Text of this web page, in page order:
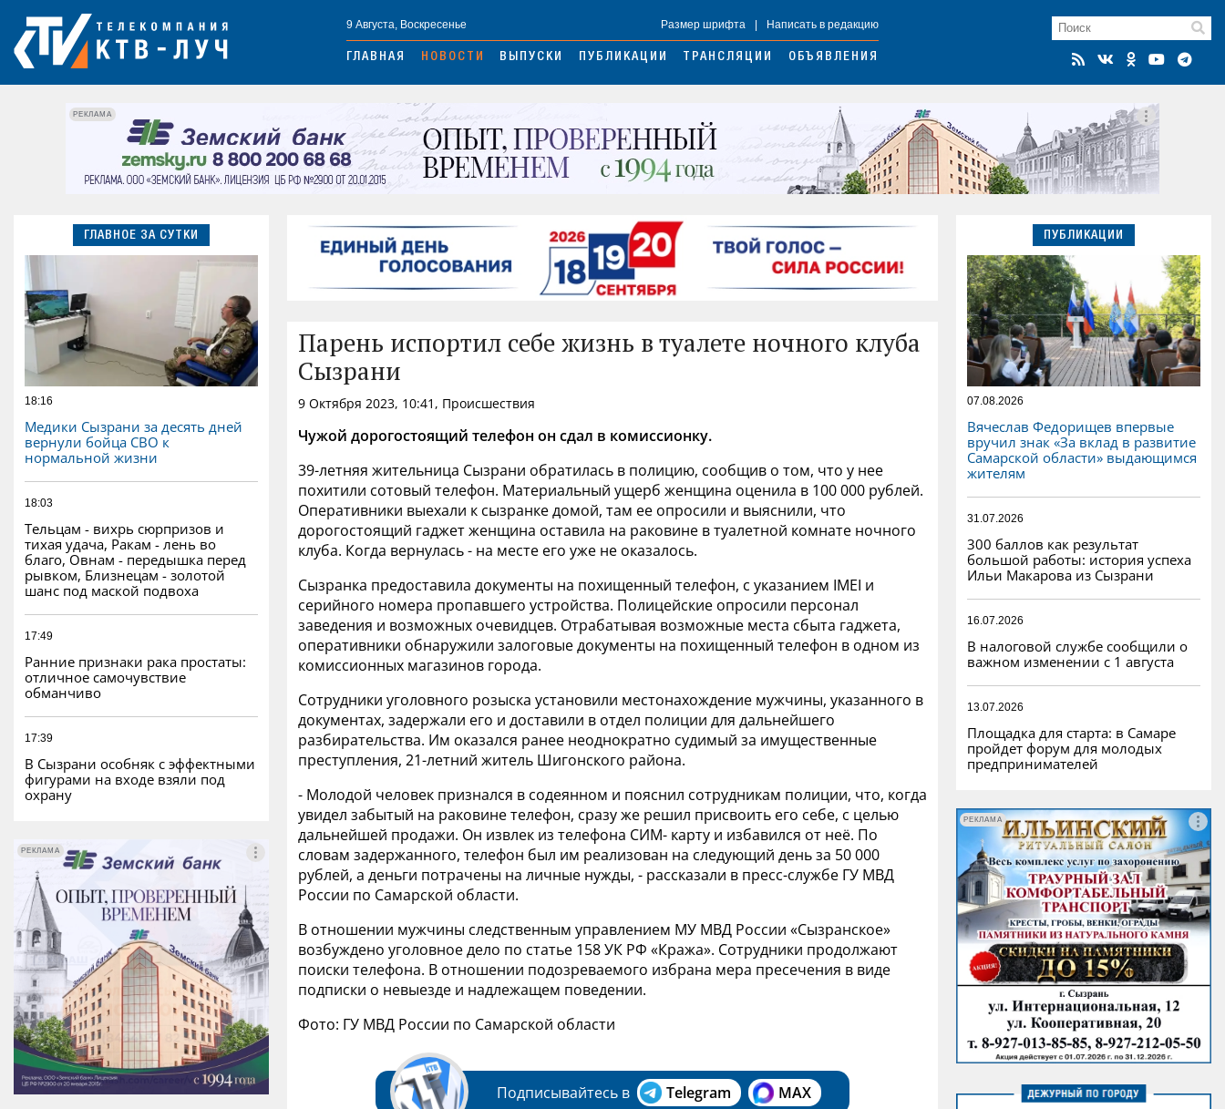
9 Августа, Воскресенье Размер шрифта Написать в редакцию
ГЛАВНАЯ НОВОСТИ ВЫПУСКИ ПУБЛИКАЦИИ ТРАНСЛЯЦИИ ОБЪЯВЛЕНИЯ
РЕКЛАМА
ГЛАВНОЕ ЗА СУТКИ
18:16
Медики Сызрани за десять дней
вернули бойца СВО к
нормальной жизни
18:03
Тельцам - вихрь сюрпризов и
тихая удача, Ракам - лень во
благо, Овнам - передышка перед
рывком, Близнецам - золотой
шанс под маской подвоха
17:49
Ранние признаки рака простаты:
отличное самочувствие
обманчиво
17:39
В Сызрани особняк с эффектными
фигурами на входе взяли под
охрану
РЕКЛАМА
РЕКЛАМА
Парень испортил себе жизнь в туалете ночного клуба
Сызрани
9 Октября 2023, 10:41, Происшествия
Чужой дорогостоящий телефон он сдал в комиссионку.
39-летняя жительница Сызрани обратилась в полицию, сообщив о том, что у нее
похитили сотовый телефон. Материальный ущерб женщина оценила в 100 000 рублей.
Оперативники выехали к сызранке домой, там ее опросили и выяснили, что
дорогостоящий гаджет женщина оставила на раковине в туалетной комнате ночного
клуба. Когда вернулась - на месте его уже не оказалось.
Сызранка предоставила документы на похищенный телефон, с указанием IMEI и
серийного номера пропавшего устройства. Полицейские опросили персонал
заведения и возможных очевидцев. Отрабатывая возможные места сбыта гаджета,
оперативники обнаружили залоговые документы на похищенный телефон в одном из
комиссионных магазинов города.
Сотрудники уголовного розыска установили местонахождение мужчины, указанного в
документах, задержали его и доставили в отдел полиции для дальнейшего
разбирательства. Им оказался ранее неоднократно судимый за имущественные
преступления, 21-летний житель Шигонского района.
- Молодой человек признался в содеянном и пояснил сотрудникам полиции, что, когда
увидел забытый на раковине телефон, сразу же решил присвоить его себе, с целью
дальнейшей продажи. Он извлек из телефона СИМ- карту и избавился от неё. По
словам задержанного, телефон был им реализован на следующий день за 50 000
рублей, а деньги потрачены на личные нужды, - рассказали в пресс-службе ГУ МВД
России по Самарской области.
В отношении мужчины следственным управлением МУ МВД России «Сызранское»
возбуждено уголовное дело по статье 158 УК РФ «Кража». Сотрудники продолжают
поиски телефона. В отношении подозреваемого избрана мера пресечения в виде
подписки о невыезде и надлежащем поведении.
Фото: ГУ МВД России по Самарской области
Подписывайтесь в Telegram MAX
ПУБЛИКАЦИИ
07.08.2026
Вячеслав Федорищев впервые
вручил знак «За вклад в развитие
Самарской области» выдающимся
жителям
31.07.2026
300 баллов как результат
большой работы: история успеха
Ильи Макарова из Сызрани
16.07.2026
В налоговой службе сообщили о
важном изменении с 1 августа
13.07.2026
Площадка для старта: в Самаре
пройдет форум для молодых
предпринимателей
РЕКЛАМА